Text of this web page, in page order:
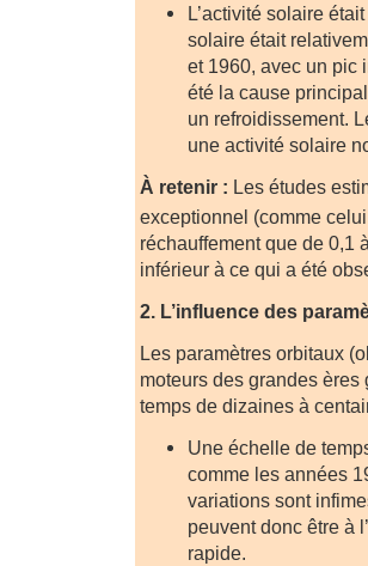
L’activité solaire
solaire était
et 1960, avec un pic
été la cause
un refroidissement.
une activité solaire
À retenir : Les études
exceptionnel (comme
réchauffement que de 0,1
inférieur à ce qui a été
2. L’influence des
Les paramètres orbitaux
moteurs des grandes
temps de dizaines à
Une échelle de
comme les années
variations sont
peuvent donc être à
rapide.